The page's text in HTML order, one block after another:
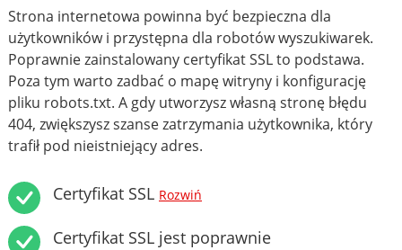
Strona internetowa powinna być bezpieczna dla
użytkowników i przystępna dla robotów wyszukiwarek.
Poprawnie zainstalowany certyfikat SSL to podstawa.
Poza tym warto zadbać o mapę witryny i konfigurację
pliku robots.txt. A gdy utworzysz własną stronę błędu
404, zwiększysz szanse zatrzymania użytkownika, który
trafił pod nieistniejący adres.
Certyfikat SSL Rozwiń
Certyfikat SSL jest poprawnie